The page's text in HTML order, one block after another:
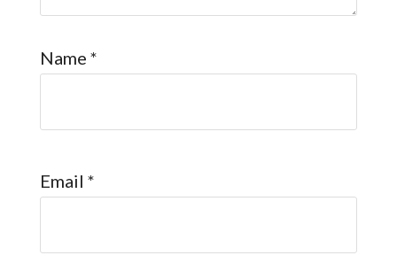
Name *
Email *